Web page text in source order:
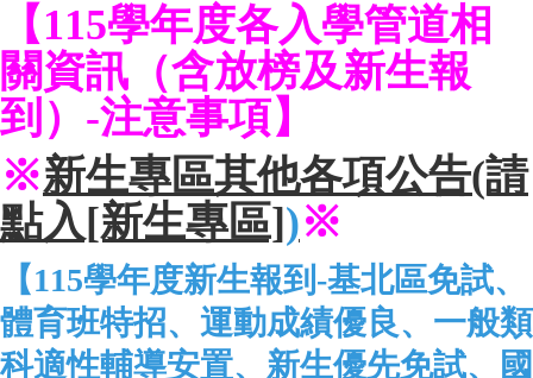
【115學年度各入學管道相
關資訊（含放榜及新生報
到）-注意事項】
※新生專區其他各項公告(請
點入[新生專區])※
【115學年度新生報到-基北區免試、
體育班特招、運動成績優良、 一般類
科適性輔導安置、新生優先免試、國